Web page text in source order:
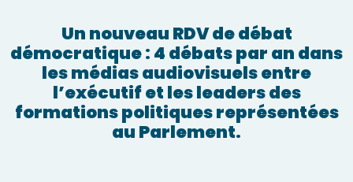
Un nouveau RDV de débat
démocratique : 4 débats par an dans
les médias audiovisuels entre
l’exécutif et les leaders des
formations politiques représentées
au Parlement.